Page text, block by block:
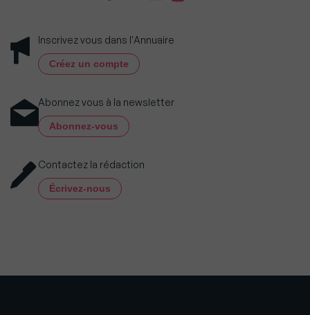
Inscrivez vous dans l'Annuaire
Créez un compte
Abonnez vous à la newsletter
Abonnez-vous
Contactez la rédaction
Écrivez-nous